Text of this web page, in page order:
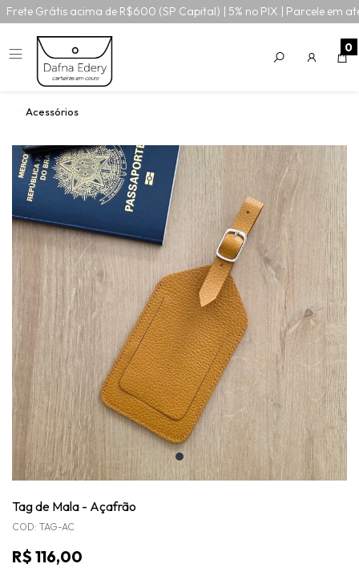
Frete Grátis acima de R$600 (SP Capital) | 5% no PIX | Parcele em
0
Acessórios
Tag de Mala - Açafrão
COD: TAG-AC
R$ 116,00